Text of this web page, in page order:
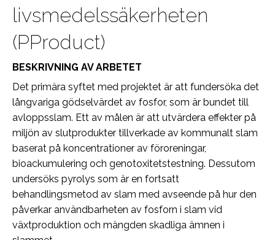
livsmedelssäkerheten
(PProduct)
BESKRIVNING AV ARBETET
Det primära syftet med projektet är att fundersöka det
långvariga gödselvärdet av fosfor, som är bundet till
avloppsslam. Ett av målen är att utvärdera effekter på
miljön av slutprodukter tillverkade av kommunalt slam
baserat på koncentrationer av föroreningar,
bioackumulering och genotoxitetstestning. Dessutom
undersöks pyrolys som är en fortsatt
behandlingsmetod av slam med avseende på hur den
påverkar användbarheten av fosforn i slam vid
växtproduktion och mängden skadliga ämnen i